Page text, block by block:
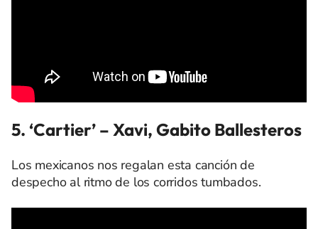
5. ‘Cartier’ – Xavi, Gabito Ballesteros
Los mexicanos nos regalan esta canción de
despecho al ritmo de los corridos tumbados.